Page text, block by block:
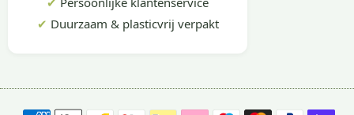
✔ Duurzaam & plasticvrij verpakt